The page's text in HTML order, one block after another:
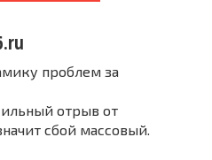
проблем за
отрыв от
сбой массовый.